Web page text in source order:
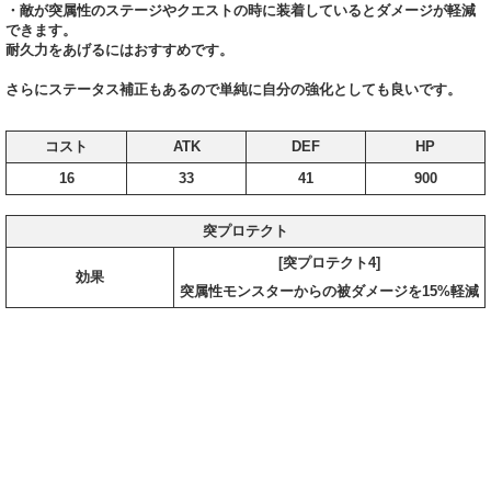
・敵が突属性のステージやクエストの時に装着しているとダメージが軽減
できます。
耐久力をあげるにはおすすめです。
さらにステータス補正もあるので単純に自分の強化としても良いです。
コスト ATK DEF
HP
16
33 41 900
突プロテクト
効果
[突プロテクト4]
突属性モンスターからの被ダメージを15%軽減